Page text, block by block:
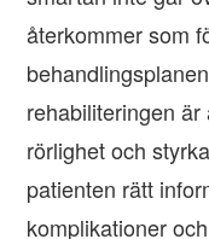
återkommer som
rehabiliteringen
rörlighet och
patienten rätt
komplikationer